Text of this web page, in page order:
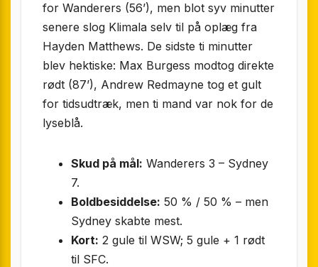
for Wanderers (56’), men blot syv minutter
senere slog Klimala selv til på oplæg fra
Hayden Matthews. De sidste ti minutter
blev hektiske: Max Burgess modtog direkte
rødt (87’), Andrew Redmayne tog et gult
for tidsudtræk, men ti mand var nok for de
lyseblå.
Skud på mål: Wanderers 3 – Sydney
7.
Boldbesiddelse: 50 % / 50 % – men
Sydney skabte mest.
Kort: 2 gule til WSW; 5 gule + 1 rødt
til SFC.